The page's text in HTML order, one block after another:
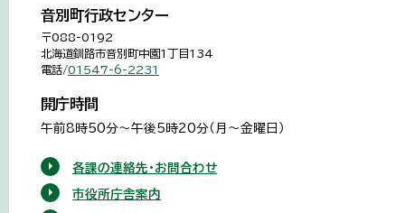
音別町行政センター
〒088-0192
北海道釧路市音別町中園1丁目134
電話/01547-6-2231
開庁時間
午前8時50分～午後5時20分（月～金曜日）
各課の連絡先・お問合わせ
市役所庁舎案内